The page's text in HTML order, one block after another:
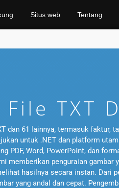
Situs web Tentang
TXT
dan 61 lainnya, termasuk faktur,
untuk .NET dan platform
Word, PowerPoint, dan
penguraian gambar
hasilnya secara instan. Dari
yang andal dan cepat.